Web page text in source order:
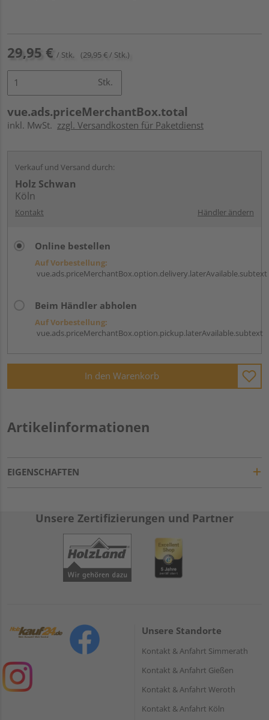
29,95 € / Stk. (29,95 € / Stk.)
Stk.
vue.ads.priceMerchantBox.total
inkl. MwSt. zzgl. Versandkosten für Paketdienst
Verkauf und Versand durch:
Holz Schwan
Köln
Kontakt Händler ändern
Online bestellen
Auf Vorbestellung:
vue.ads.priceMerchantBox.option.delivery.laterAvailable.subtext
Beim Händler abholen
Auf Vorbestellung:
vue.ads.priceMerchantBox.option.pickup.laterAvailable.subtext
In den Warenkorb
Artikelinformationen
EIGENSCHAFTEN
Unsere Zertifizierungen und Partner
Unsere Standorte
Kontakt & Anfahrt Simmerath
Kontakt & Anfahrt Gießen
Kontakt & Anfahrt Weroth
Kontakt & Anfahrt Köln